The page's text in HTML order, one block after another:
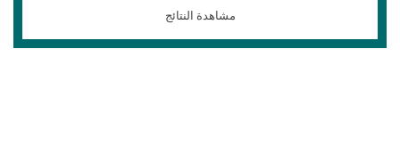
مشاهدة النتائج